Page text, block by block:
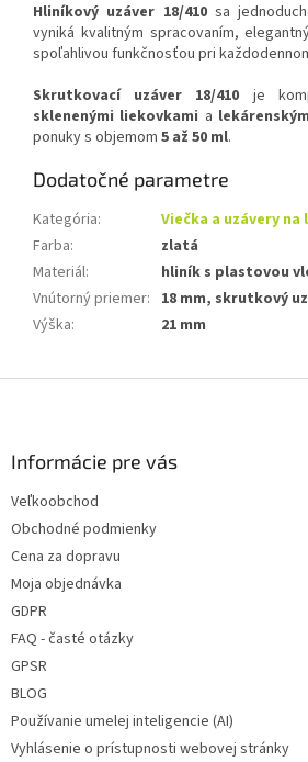
Hliníkový uzáver 18/410sa
vyniká kvalitným spracovaním,
spoľahlivou funkčnosťou pri
Skrutkovací uzáver 18/410 je
sklenenými liekovkami a
ponuky s objemom 5 až 50 ml.
Dodatočné parametre
Kategória:
Viečka a uzávery
Farba:
zlatá
Materiál:
hliník s plastovou
Vnútorný priemer: 18 mm, skrutkový
Výška: 21 mm
Informácie pre vás
Veľkoobchod
Obchodné podmienky
Cena za dopravu
Moja objednávka
GDPR
FAQ - časté otázky
GPSR
BLOG
Používanie umelej inteligencie (AI)
Vyhlásenie o prístupnosti webovej stránky